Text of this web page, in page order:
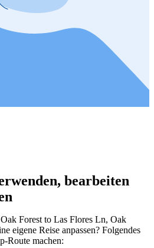
bearbeiten
Forest to Las Flores Ln, Oak
eigene Reise anpassen? Folgendes
Route machen: